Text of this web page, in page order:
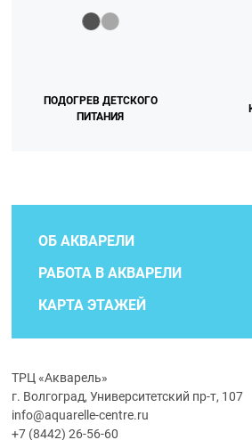
ПОДОГРЕВ ДЕТСКОГО
ПИТАНИЯ
ОБ АКВАРЕЛИ
РАБОТА В АКВАРЕЛИ
КАРТА ЭТАЖЕЙ
ТРЦ «Акварель»
г. Волгоград, Университетский пр-т, 107
info@aquarelle-centre.ru
+7 (8442) 26-56-60